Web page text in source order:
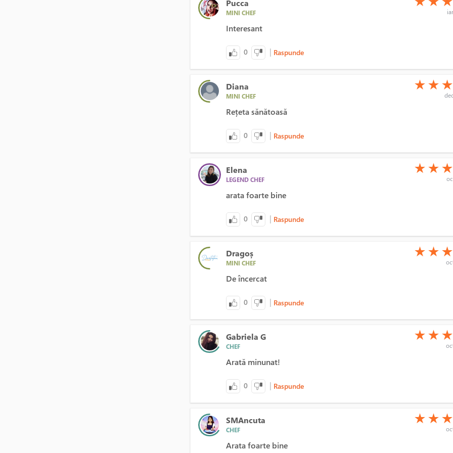
Pucca
MINI CHEF
Interesant
0 | Raspunde
Diana
MINI CHEF
(*)
★ (*)
★ (*)
★
Rețeta sănătoasă
0 | Raspunde
Elena
LEGEND CHEF
(*)
★ (*)
★ (*)
★
arata foarte bine
0 | Raspunde
Dragoș
MINI CHEF
(*)
★ (*)
★ (*)
★
De încercat
0 | Raspunde
Gabriela G
CHEF
(*)
★ (*)
★ (*)
★
Arată minunat!
0 | Raspunde
SMAncuta
CHEF
(*)
★ (*)
★ (*)
★
Arata foarte bine